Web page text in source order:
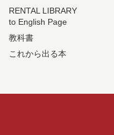
RENTAL LIBRARY
to English Page
教科書
これから出る本